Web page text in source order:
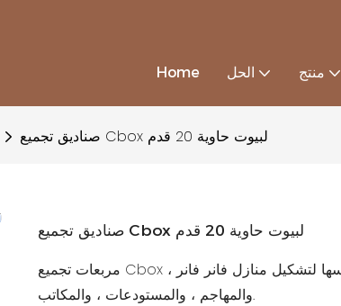
Home الحل منتج
صناديق تجميع Cbox لبيوت حاوية 20 قدم
صناديق تجميع Cbox لبيوت حاوية 20 قدم
مربعات تجميع Cbox عبارة عن وحدات مسبقة الصنع يمكن توصيلها وتكديسها لتشكيل منازل فانر فانر ،
والمهاجم ، والمستودعات ، والمكاتب.